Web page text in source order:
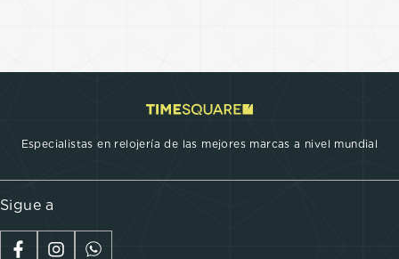
Especialistas en relojería de las mejores marcas a nivel mundial
Sigue a